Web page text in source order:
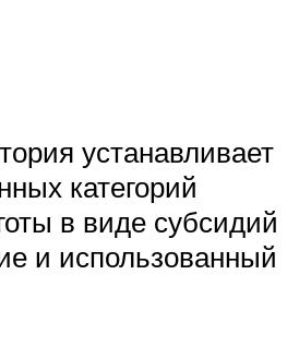
устанавливает
категорий
в виде субсидий
и использованный